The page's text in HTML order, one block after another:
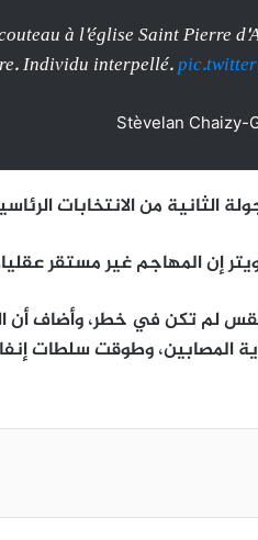
à l'église Saint Pierre
Individu interpellé.
الثانية من الانتخابات
إن المهاجم غير مستقر
القس لم تكن في خطر، وأضاف أن
المصابين، وطوقت سلطات